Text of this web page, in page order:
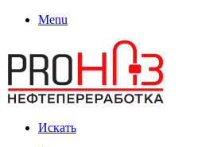
Menu
Искать